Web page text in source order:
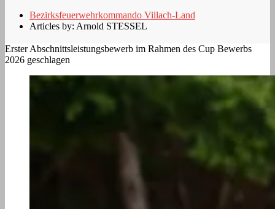
Bezirksfeuerwehrkommando Villach-Land
Articles by: Arnold STESSEL
Erster Abschnittsleistungsbewerb im Rahmen des Cup Bewerbs
2026 geschlagen